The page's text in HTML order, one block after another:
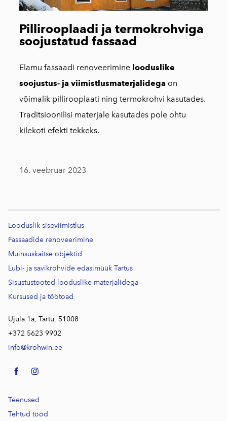
Pillirooplaadi ja termokrohviga
soojustatud fassaad
Elamu fassaadi renoveerimine looduslike
soojustus- ja viimistlusmaterjalidega on
võimalik pillirooplaati ning termokrohvi kasutades.
Traditsioonilisi materjale kasutades pole ohtu
kilekoti efekti tekkeks.
16. veebruar 2023
Looduslik siseviimistlus
Fassaadide renoveerimine
Muinsuskaitse objektid
Lubi- ja savikrohvide edasimüük Tartus
Sisustustooted looduslike materjalidega
Kursused ja töötoad
Ujula 1a, Tartu, 51008
+372 5623 9902
info@krohwin.ee
Teenused
Tehtud tööd